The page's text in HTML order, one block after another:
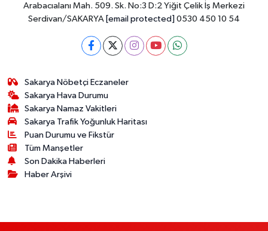
Arabacıalanı Mah. 509. Sk. No:3 D:2 Yiğit Çelik İş Merkezi
Serdivan/SAKARYA [email protected] 0530 450 10 54
Sakarya Nöbetçi Eczaneler
Sakarya Hava Durumu
Sakarya Namaz Vakitleri
Sakarya Trafik Yoğunluk Haritası
Puan Durumu ve Fikstür
Tüm Manşetler
Son Dakika Haberleri
Haber Arşivi